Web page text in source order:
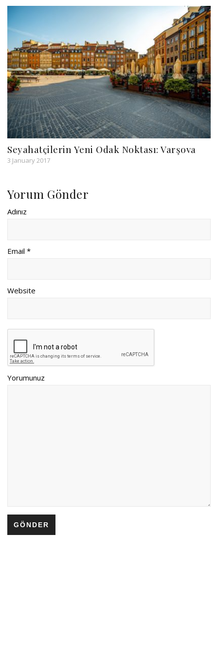
Seyahatçilerin Yeni Odak Noktası: Varşova
3 January 2017
Yorum Gönder
Adınız
Email *
Website
Yorumunuz